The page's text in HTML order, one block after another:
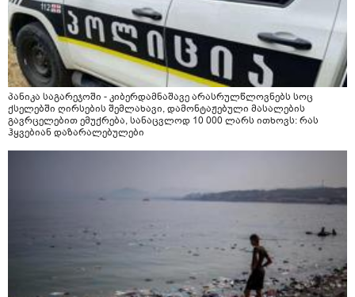
პანიკა საგარეჯოში - კიბერდამნაშავე არასრულწლოვნებს სოც
ქსელებში ღირსების შემლახავი, დამონტაჟებული მასალების
გავრცელებით ემუქრება, სანაცვლოდ 10 000 ლარს ითხოვს: რას
ჰყვებიან დაზარალებულები